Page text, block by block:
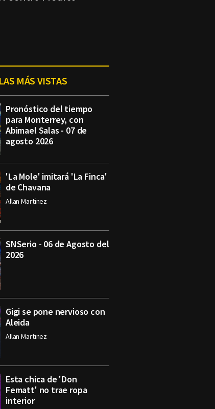
LAS MÁS VISTAS
Pronóstico del tiempo
para Monterrey, con
Abimael Salas - 07 de
agosto 2026
'La Mole' imitará 'La Finca'
de Chavana
Allan Martinez
SNSerio - 06 de Agosto del
2026
Gigi se pone nervioso con
Aleida
Allan Martinez
Esta chica de 'Don
Fematt' no trae ropa
interior